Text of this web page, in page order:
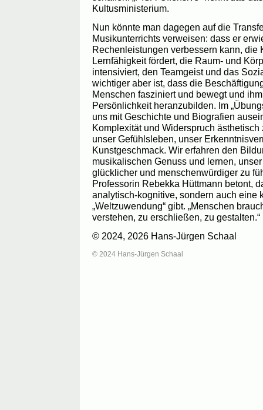
Kultusministerium.
Nun könnte man dagegen auf die
Musikunterrichts verweisen: dass er
Rechenleistungen verbessern kann, die
Lernfähigkeit fördert, die Raum- und
intensiviert, den Teamgeist und das
wichtiger aber ist, dass die
Menschen fasziniert und bewegt und
Persönlichkeit heranzubilden. Im
uns mit Geschichte und Biografien
Komplexität und Widerspruch
unser Gefühlsleben, unser
Kunstgeschmack. Wir erfahren den
musikalischen Genuss und lernen,
glücklicher und menschenwürdiger zu
Professorin Rebekka Hüttmann betont,
analytisch-kognitive, sondern auch eine
„Weltzuwendung“ gibt. „Menschen
verstehen, zu erschließen, zu gestalten.“
© 2024, 2026 Hans-Jürgen Schaal
© 2024 Hans-Jürgen Schaal